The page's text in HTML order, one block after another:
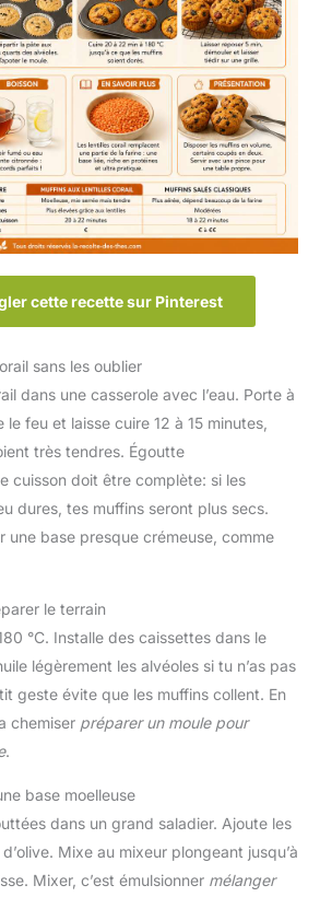
cette recette sur Pinterest
sans les oublier
dans une casserole avec l’eau. Porte à
feu et laisse cuire 12 à 15 minutes,
très tendres. Égoutte
cuisson doit être complète: si les
dures, tes muffins seront plus secs.
une base presque crémeuse, comme
le terrain
°C. Installe des caissettes dans le
légèrement les alvéoles si tu n’as pas
geste évite que les muffins collent. En
chemiser préparer un moule pour
.
base moelleuse
dans un grand saladier. Ajoute les
Mixe au mixeur plongeant jusqu’à
Mixer, c’est émulsionner mélanger